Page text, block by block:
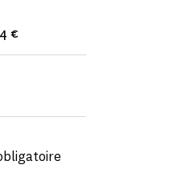
4 €